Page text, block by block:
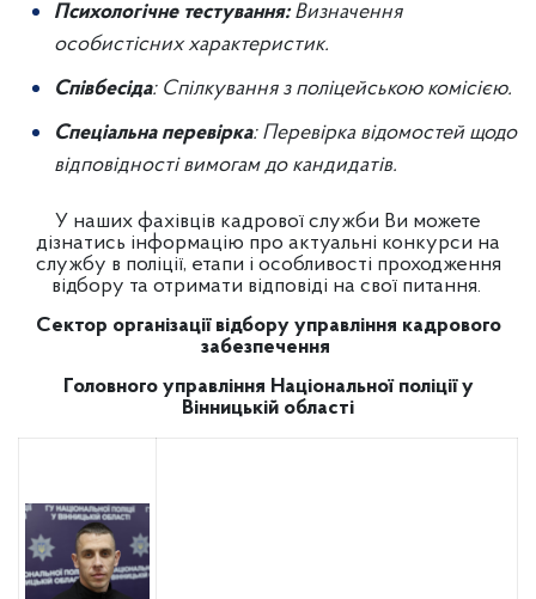
Психологічне тестування:Визначення
особистісних характеристик.
Співбесіда: Спілкування з поліцейською комісією.
Спеціальна перевірка: Перевірка відомостей щодо
відповідності вимогам до кандидатів.
У наших фахівців кадрової служби Ви можете
дізнатись інформацію про актуальні конкурси на
службу в поліції, етапи і особливості проходження
відбору та отримати відповіді на свої питання.
Сектор організації відбору управління кадрового
забезпечення
Головного управління Національної поліції у
Вінницькій області